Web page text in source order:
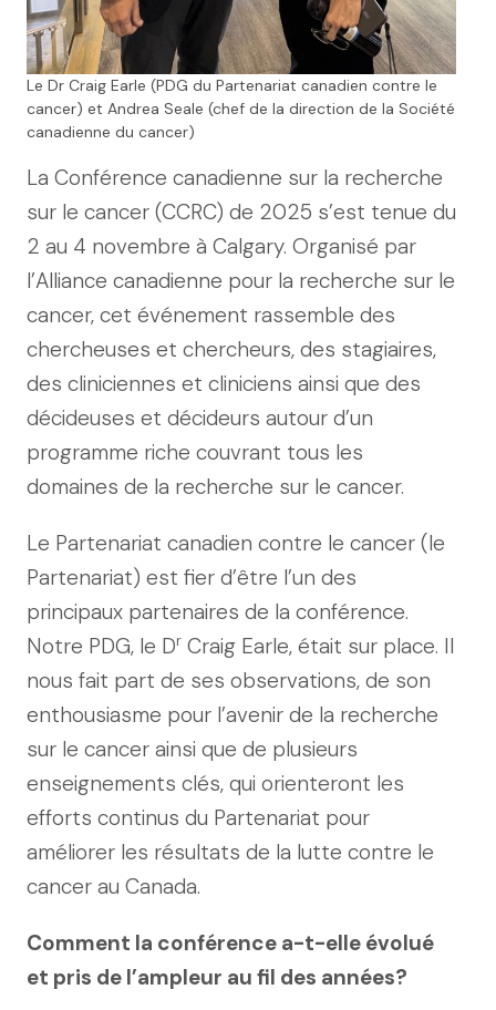
Le Dr Craig Earle (PDG du Partenariat canadien contre le
cancer) et Andrea Seale (chef de la direction de la Société
canadienne du cancer)
La Conférence canadienne sur la recherche
sur le cancer (CCRC) de 2025 s’est tenue du
2 au 4 novembre à Calgary. Organisé par
l’Alliance canadienne pour la recherche sur le
cancer, cet événement rassemble des
chercheuses et chercheurs, des stagiaires,
des cliniciennes et cliniciens ainsi que des
décideuses et décideurs autour d’un
programme riche couvrant tous les
domaines de la recherche sur le cancer.
Le Partenariat canadien contre le cancer (le
Partenariat) est fier d’être l’un des
principaux partenaires de la conférence.
Notre PDG, le Dr Craig Earle, était sur place. Il
nous fait part de ses observations, de son
enthousiasme pour l’avenir de la recherche
sur le cancer ainsi que de plusieurs
enseignements clés, qui orienteront les
efforts continus du Partenariat pour
améliorer les résultats de la lutte contre le
cancer au Canada.
Comment la conférence a-t-elle évolué
et pris de l’ampleur au fil des années?